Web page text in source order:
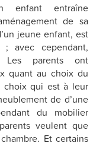
enfant entraîne
de sa
jeune enfant, est
avec cependant,
Les parents ont
quant au choix du
choix qui est à leur
de d’une
du mobilier
veulent que
Et certains